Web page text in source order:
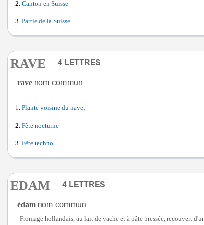
Canton en Suisse
Partie de la Suisse
RAVE
rave
Plante voisine du navet
Fête nocturne
Fête techno
EDAM
édam
Fromage hollandais, au lait de vache et à pâte pressée, recouvert